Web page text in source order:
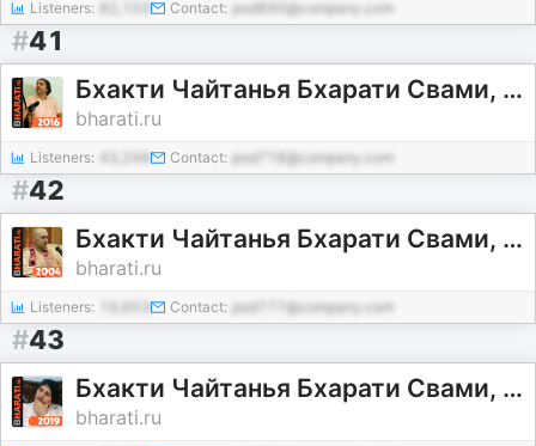
Listeners: Contact: pod890@company.com
#41
Бхакти Чайтанья Бхарати Свами, лекции за 2016 год
bharati.ru
Listeners: 43,248 Contact: pod718@company.com
#42
Бхакти Чайтанья Бхарати Свами, лекции за 2004 год
bharati.ru
Listeners: Contact: pod777@company.com
#43
Бхакти Чайтанья Бхарати Свами, лекции за 2019 год
bharati.ru